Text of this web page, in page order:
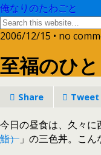
俺なりのたわごと
2006/12/15 • no
至福のひ
Share Tweet
今日の昼食は、久々に
鮨） 」の三色丼。こん